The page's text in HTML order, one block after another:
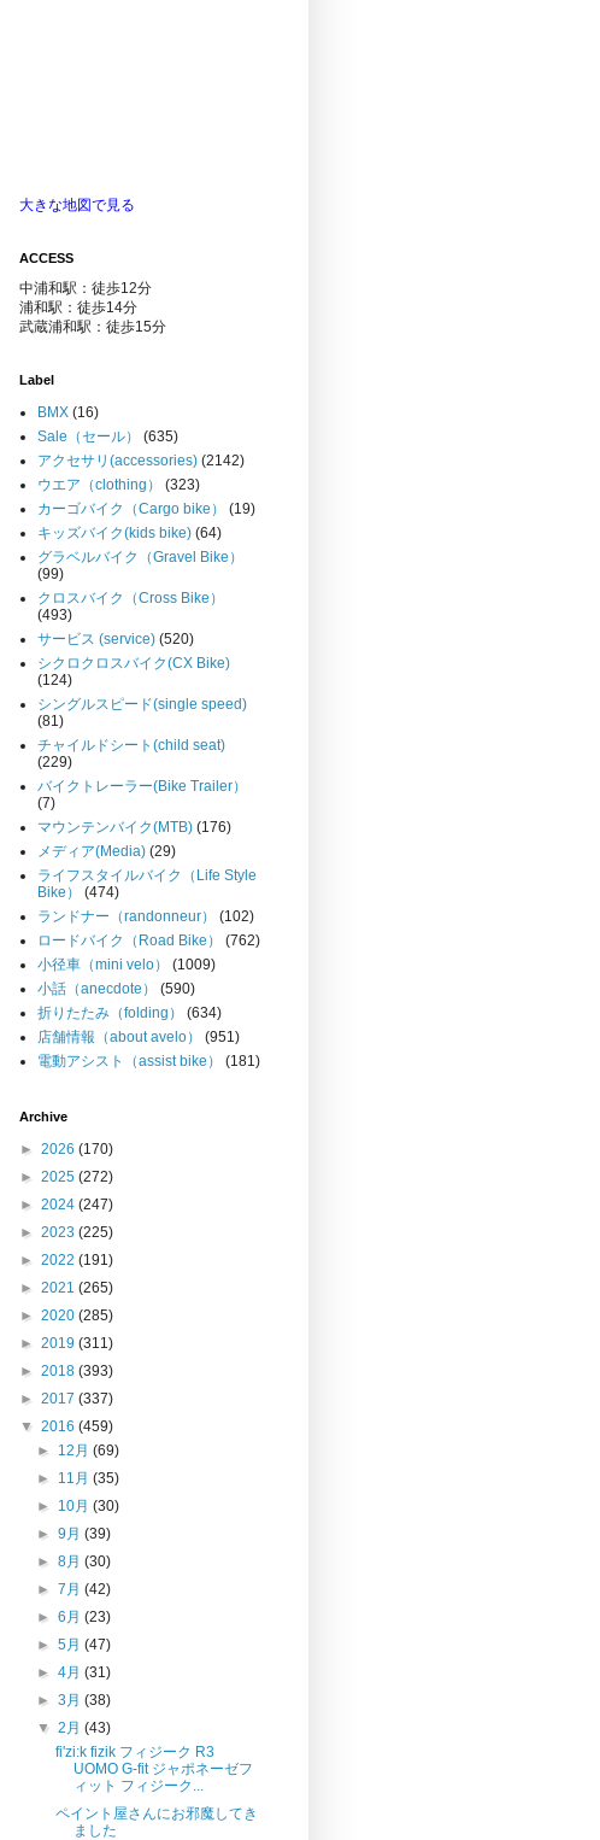
大きな地図で見る
ACCESS
中浦和駅：徒歩12分
浦和駅：徒歩14分
武蔵浦和駅：徒歩15分
Label
BMX (16)
Sale（セール）
(635)
アクセサリ(accessories) (2142)
ウエア（clothing）
(323)
カーゴバイク（Cargo bike）
(19)
キッズバイク(kids bike) (64)
グラベルバイク（Gravel Bike）
(99)
クロスバイク（Cross Bike）
(493)
サービス (service) (520)
シクロクロスバイク(CX Bike)
(124)
シングルスピード(single speed)
(81)
チャイルドシート(child seat)
(229)
バイクトレーラー(Bike Trailer）
(7)
マウンテンバイク(MTB) (176)
メディア(Media) (29)
ライフスタイルバイク（Life Style
Bike）
(474)
ランドナー（randonneur）
(102)
ロードバイク（Road Bike）
(762)
小径車（mini velo）
(1009)
小話（anecdote）
(590)
折りたたみ（folding）
(634)
店舗情報（about avelo）
(951)
電動アシスト（assist bike）
(181)
Archive
► 2026 (170)
► 2025 (272)
► 2024 (247)
► 2023 (225)
► 2022 (191)
► 2021 (265)
► 2020 (285)
► 2019 (311)
► 2018 (393)
► 2017 (337)
▼ 2016 (459)
► 12月(69)
► 11月(35)
► 10月(30)
►9月(39)
►8月(30)
►7月(42)
►6月(23)
►5月(47)
►4月(31)
►3月(38)
▼2月(43)
fi'zi:k fizik フィジーク R3
UOMO G-fit ジャポネーゼフ
ィット フィジーク...
ペイント屋さんにお邪魔してき
ました